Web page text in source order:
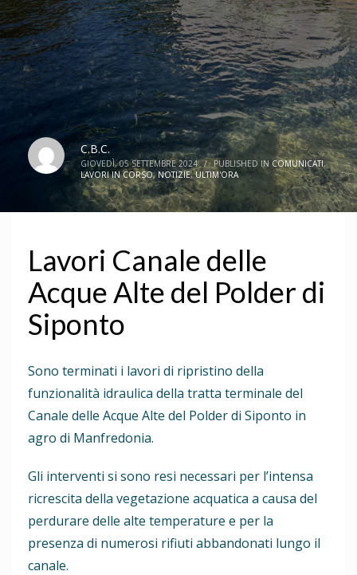
C.B.C.
GIOVEDÌ, 05 SETTEMBRE 2024 / PUBLISHED IN COMUNICATI,
LAVORI IN CORSO, NOTIZIE,ULTIM'ORA
Lavori Canale delle
Acque Alte del Polder di
Siponto
Sono terminati i lavori di ripristino della
funzionalità idraulica della tratta terminale del
Canale delle Acque Alte del Polder di Siponto in
agro di Manfredonia.
Gli interventi si sono resi necessari per l’intensa
ricrescita della vegetazione acquatica a causa del
perdurare delle alte temperature e per la
presenza di numerosi rifiuti abbandonati lungo il
canale.